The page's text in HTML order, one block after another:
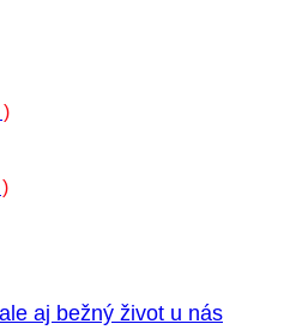
)
aj bežný život u nás